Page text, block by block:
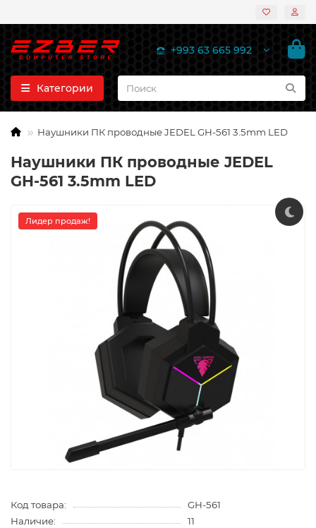
+993 63 665 992
Категории
Наушники ПК проводные JEDEL GH-561 3.5mm LED
Наушники ПК проводные JEDEL
GH-561 3.5mm LED
Лидер продаж!
Код товара:
GH-561
Наличие:
11